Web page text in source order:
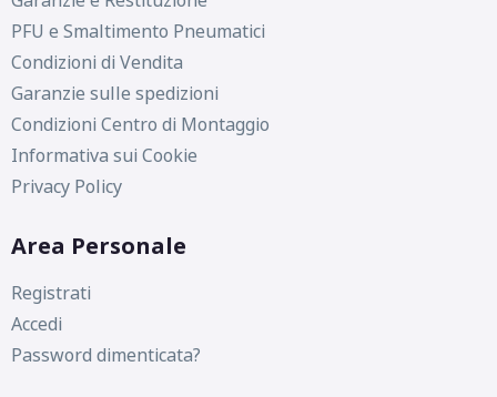
C
PFU e Smaltimento Pneumatici
Condizioni di Vendita
Garanzie sulle spedizioni
Condizioni Centro di Montaggio
Informativa sui Cookie
Privacy Policy
Area Personale
Registrati
Accedi
Password dimenticata?